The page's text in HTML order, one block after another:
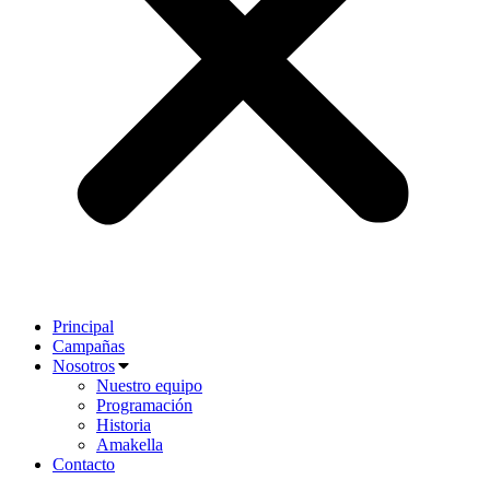
Principal
Campañas
Nosotros
Nuestro equipo
Programación
Historia
Amakella
Contacto